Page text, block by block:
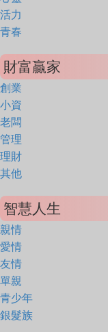
活力
青春
財富贏家
創業
小資
老闆
管理
理財
其他
智慧人生
親情
愛情
友情
單親
青少年
銀髮族